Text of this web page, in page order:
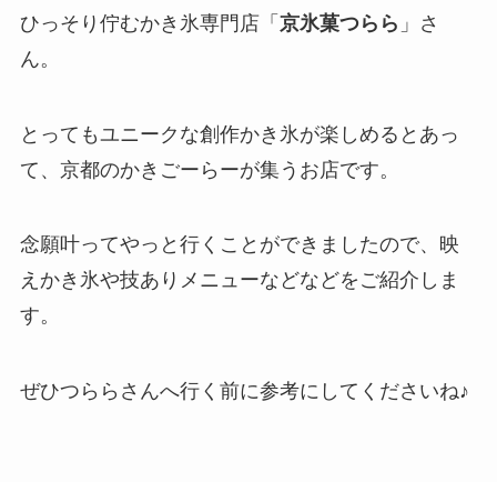
ひっそり佇むかき氷専門店「 京氷菓つらら 」さ
ん。
とってもユニークな創作かき氷が楽しめるとあっ
て、京都のかきごーらーが集うお店です。
念願叶ってやっと行くことができましたので、映
えかき氷や技ありメニューなどなどをご紹介しま
す。
ぜひつららさんへ行く前に参考にしてくださいね♪